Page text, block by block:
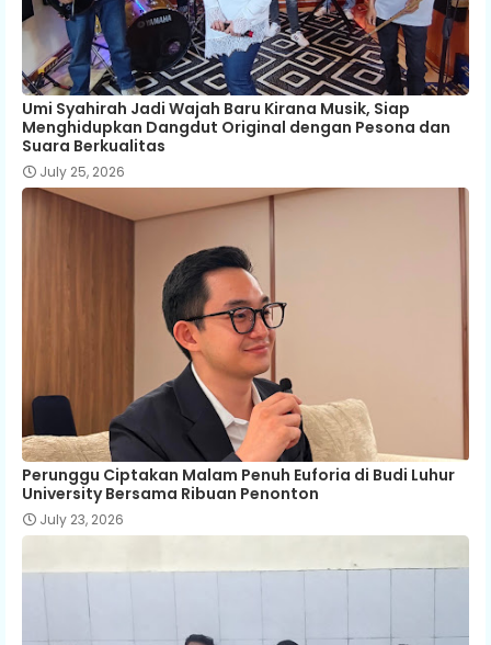
Umi Syahirah Jadi Wajah Baru Kirana Musik, Siap
Menghidupkan Dangdut Original dengan Pesona dan
Suara Berkualitas
July 25, 2026
Perunggu Ciptakan Malam Penuh Euforia di Budi Luhur
University Bersama Ribuan Penonton
July 23, 2026